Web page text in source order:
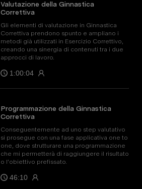
Valutazione della Ginnastica
Correttiva
Gli elementi di valutazione in Ginnastica
Correttiva prendono spunto e ampliano i
metodi già utilizzati in Esercizio Correttivo,
creando una sinergia di contenuti tra i due
approcci di lavoro.
1:00:04
Programmazione della Ginnastica
Correttiva
Conseguentemente ad uno step valutativo
si prosegue con una fase applicativa one to
one, dove strutturare una programmazione
che mi permetterà di raggiungere il risultato
o l’obiettivo prefissato.
46:10